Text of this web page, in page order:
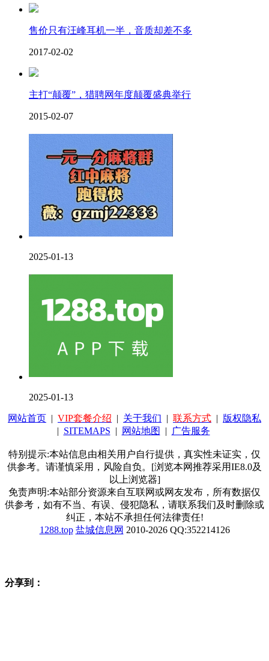
售价只有汪峰耳机一半，音质却差不多
2017-02-02
主打“颠覆”，猎聘网年度颠覆盛典举行
2015-02-07
2025-01-13
2025-01-13
网站首页 | VIP套餐介绍 | 关于我们 | 联系方式 | 版权隐私
| SITEMAPS | 网站地图 | 广告服务
特别提示:本站信息由相关用户自行提供，真实性未证实，仅
供参考。请谨慎采用，风险自负。[浏览本网推荐采用IE8.0及
以上浏览器]
免责声明:本站部分资源来自互联网或网友发布，所有数据仅
供参考，如有不当、有误、侵犯隐私，请联系我们及时删除或
纠正，本站不承担任何法律责任!
1288.top 盐城信息网 2010-2026 QQ:352214126
分享到：